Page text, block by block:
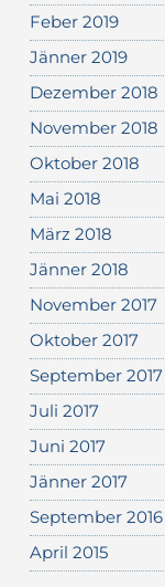
Feber 2019
Jänner 2019
Dezember 2018
November 2018
Oktober 2018
Mai 2018
März 2018
Jänner 2018
November 2017
Oktober 2017
September 2017
Juli 2017
Juni 2017
Jänner 2017
September 2016
April 2015